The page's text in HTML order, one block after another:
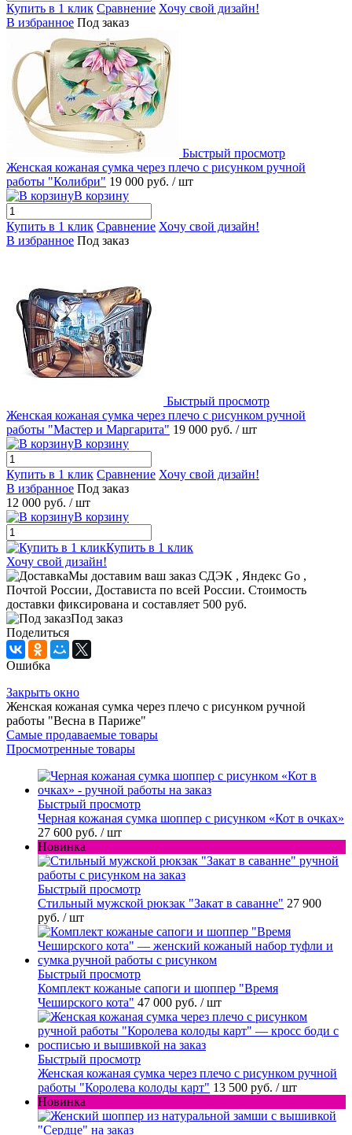
Купить в 1 клик Сравнение Хочу свой дизайн!
В избранное Под заказ
Быстрый просмотр
Женская кожаная сумка через плечо с рисунком ручной
работы "Колибри" 19 000 руб. / шт
В корзину
Купить в 1 клик Сравнение Хочу свой дизайн!
В избранное Под заказ
Быстрый просмотр
Женская кожаная сумка через плечо с рисунком ручной
работы "Мастер и Маргарита" 19 000 руб. / шт
В корзину
Купить в 1 клик Сравнение Хочу свой дизайн!
В избранное Под заказ
12 000 руб. / шт
В корзину
Купить в 1 клик
Хочу свой дизайн!
Мы доставим ваш заказ СДЭК , Яндекс Go ,
Почтой России, Достависта по всей России. Стоимость
доставки фиксирована и составляет 500 руб.
Под заказ
Поделиться
Ошибка
Закрыть окно
Женская кожаная сумка через плечо с рисунком ручной
работы "Весна в Париже"
Самые продаваемые товары
Просмотренные товары
Быстрый просмотр
Черная кожаная сумка шоппер с рисунком «Кот в очках»
27 600 руб. / шт
Новинка
Быстрый просмотр
Стильный мужской рюкзак "Закат в саванне" 27 900
руб. / шт
Быстрый просмотр
Комплект кожаные сапоги и шоппер "Время
Чеширского кота" 47 000 руб. / шт
Быстрый просмотр
Женская кожаная сумка через плечо с рисунком ручной
работы "Королева колоды карт" 13 500 руб. / шт
Новинка